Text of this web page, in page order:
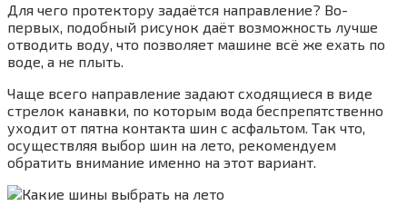
Для чего протектору задаётся направление? Во-
первых, подобный рисунок даёт возможность лучше
отводить воду, что позволяет машине всё же ехать по
воде, а не плыть.
Чаще всего направление задают сходящиеся в виде
стрелок канавки, по которым вода беспрепятственно
уходит от пятна контакта шин с асфальтом. Так что,
осуществляя выбор шин на лето, рекомендуем
обратить внимание именно на этот вариант.